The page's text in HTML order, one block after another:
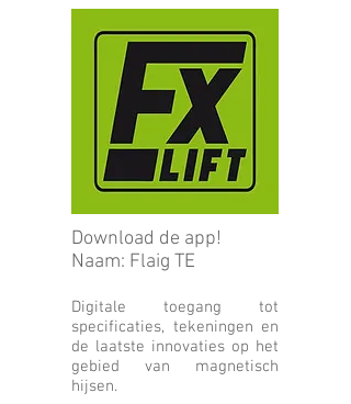
Download de app!
Naam: Flaig TE
Digitale toegang tot
specificaties, tekeningen en
de laatste innovaties op het
gebied van magnetisch
hijsen.